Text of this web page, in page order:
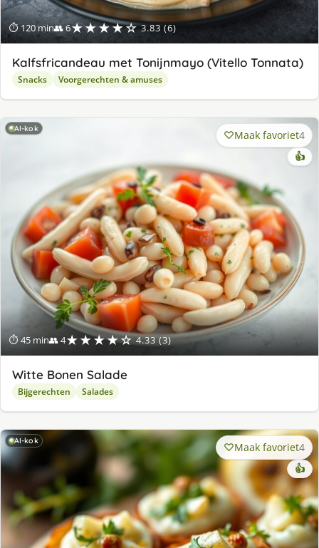
⏱ 120 min👥 6★★★★☆ 3.83 (6)
Kalfsfricandeau met Tonijnmayo (Vitello Tonnata)
Snacks Voorgerechten & amuses
AI-kok
⏱ 45 min👥 4★★★★☆ 4.33 (3)
Maak favoriet4
👍
Witte Bonen Salade
Bijgerechten Salades
AI-kok Maak favoriet4
👍